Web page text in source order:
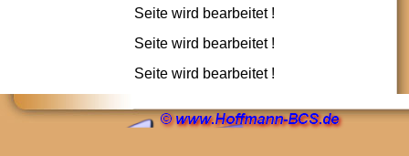
Seite wird bearbeitet !
Seite wird bearbeitet !
Seite wird bearbeitet !